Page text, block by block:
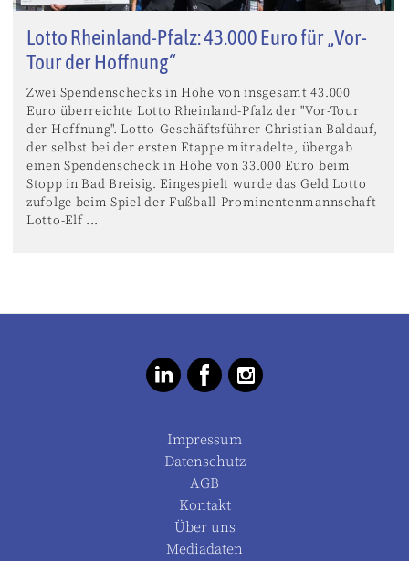
Lotto Rheinland-Pfalz: 43.000 Euro für „Vor-
Tour der Hoffnung“
Zwei Spendenschecks in Höhe von insgesamt 43.000
Euro überreichte Lotto Rheinland-Pfalz der "Vor-Tour
der Hoffnung". Lotto-Geschäftsführer Christian Baldauf,
der selbst bei der ersten Etappe mitradelte, übergab
einen Spendenscheck in Höhe von 33.000 Euro beim
Stopp in Bad Breisig. Eingespielt wurde das Geld Lotto
zufolge beim Spiel der Fußball-Prominentenmannschaft
Lotto-Elf ...
Impressum
Datenschutz
AGB
Kontakt
Über uns
Mediadaten